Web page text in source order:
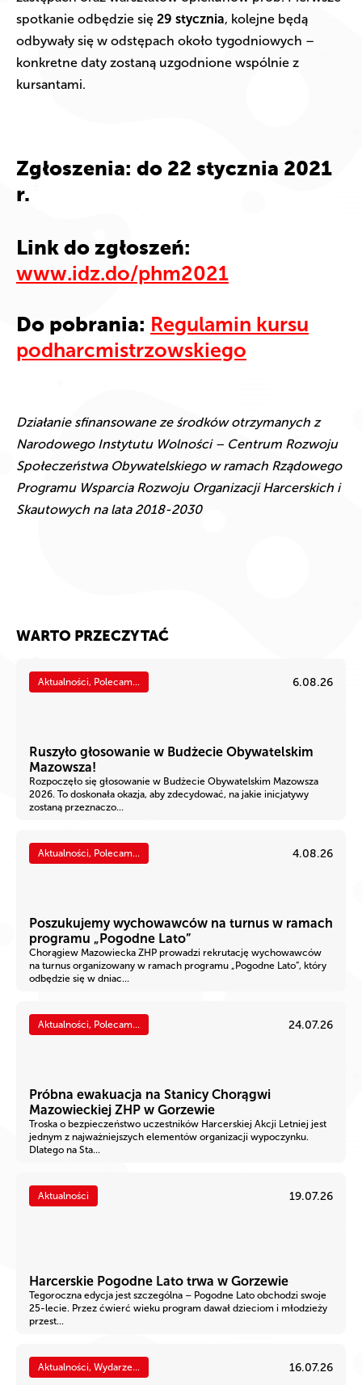
spotkanie odbędzie się 29 stycznia, kolejne będą
odbywały się w odstępach około tygodniowych –
konkretne daty zostaną uzgodnione wspólnie z
kursantami.
Zgłoszenia: do 22 stycznia 2021
r.
Link do zgłoszeń:
www.idz.do/phm2021
Do pobrania: Regulamin kursu
podharcmistrzowskiego
Działanie sfinansowane ze środków otrzymanych z
Narodowego Instytutu Wolności – Centrum Rozwoju
Społeczeństwa Obywatelskiego w ramach Rządowego
Programu Wsparcia Rozwoju Organizacji Harcerskich i
Skautowych na lata 2018-2030
WARTO PRZECZYTAĆ
Aktualności, Polecam... 6.08.26
Ruszyło głosowanie w Budżecie Obywatelskim
Mazowsza!
Rozpoczęło się głosowanie w Budżecie Obywatelskim Mazowsza
2026. To doskonała okazja, aby zdecydować, na jakie inicjatywy
zostaną przeznaczo...
Aktualności, Polecam... 4.08.26
Poszukujemy wychowawców na turnus w ramach
programu „Pogodne Lato”
Chorągiew Mazowiecka ZHP prowadzi rekrutację wychowawców
na turnus organizowany w ramach programu „Pogodne Lato”, który
odbędzie się w dniac...
Aktualności, Polecam... 24.07.26
Próbna ewakuacja na Stanicy Chorągwi
Mazowieckiej ZHP w Gorzewie
Troska o bezpieczeństwo uczestników Harcerskiej Akcji Letniej jest
jednym z najważniejszych elementów organizacji wypoczynku.
Dlatego na Sta...
Aktualności 19.07.26
Harcerskie Pogodne Lato trwa w Gorzewie
Tegoroczna edycja jest szczególna – Pogodne Lato obchodzi swoje
25-lecie. Przez ćwierć wieku program dawał dzieciom i młodzieży
przest...
Aktualności, Wydarze... 16.07.26